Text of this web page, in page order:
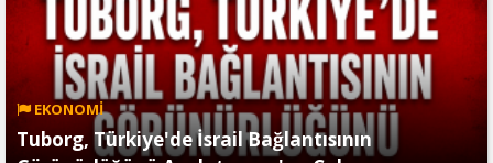
EKONOMİ
Tuborg, Türkiye'de İsrail Bağlantısının